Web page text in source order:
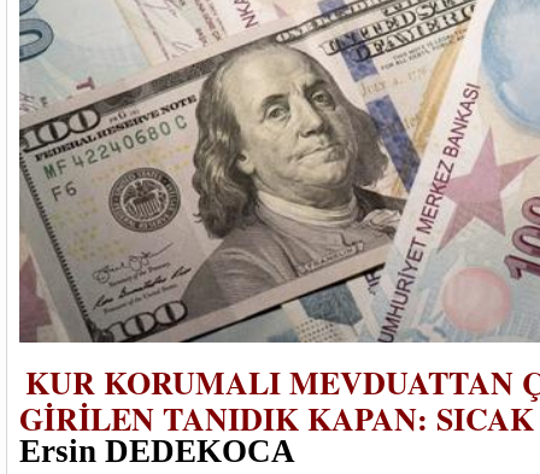
KUR KORUMALI MEVDUATTAN
GİRİLEN TANIDIK KAPAN: SICAK
Ersin DEDEKOCA